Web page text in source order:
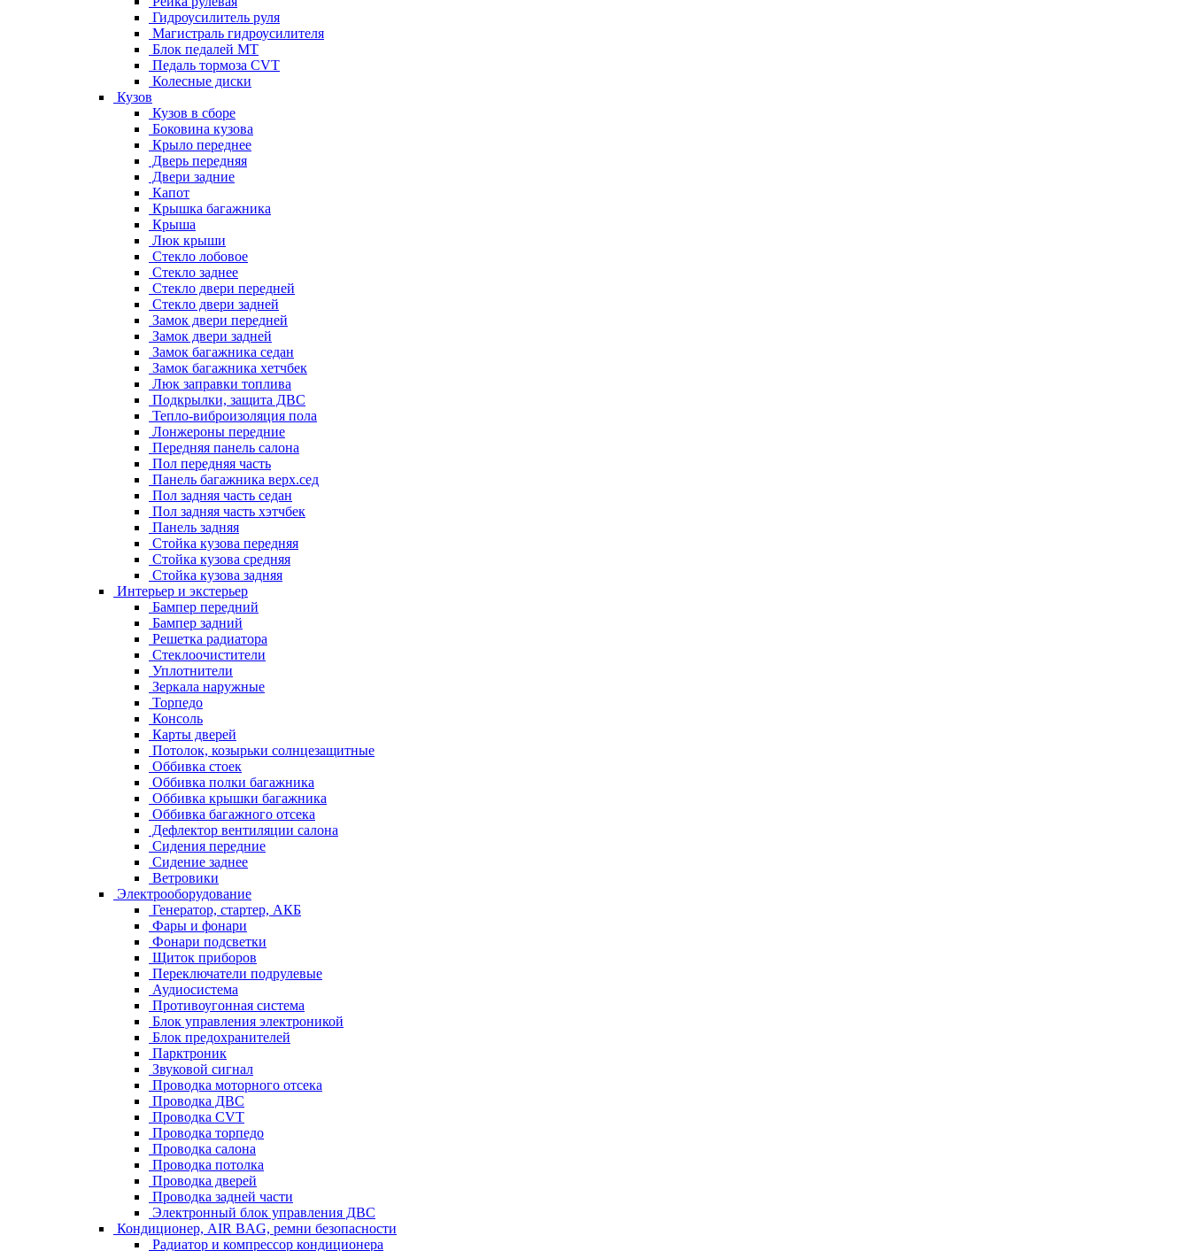
Гидроусилитель руля
Магистраль гидроусилителя
Блок педалей МТ
Педаль тормоза CVT
Колесные диски
Кузов
Кузов в сборе
Боковина кузова
Крыло переднее
Дверь передняя
Двери задние
Капот
Крышка багажника
Крыша
Люк крыши
Стекло лобовое
Стекло заднее
Стекло двери передней
Стекло двери задней
Замок двери передней
Замок двери задней
Замок багажника седан
Замок багажника хетчбек
Люк заправки топлива
Подкрылки, защита ДВС
Тепло-виброизоляция пола
Лонжероны передние
Передняя панель салона
Пол передняя часть
Панель багажника верх.сед
Пол задняя часть седан
Пол задняя часть хэтчбек
Панель задняя
Стойка кузова передняя
Стойка кузова средняя
Стойка кузова задняя
Интерьер и экстерьер
Бампер передний
Бампер задний
Решетка радиатора
Стеклоочистители
Уплотнители
Зеркала наружные
Торпедо
Консоль
Карты дверей
Потолок, козырьки солнцезащитные
Оббивка стоек
Оббивка полки багажника
Оббивка крышки багажника
Оббивка багажного отсека
Дефлектор вентиляции салона
Сидения передние
Сидение заднее
Ветровики
Электрооборудование
Генератор, стартер, АКБ
Фары и фонари
Фонари подсветки
Щиток приборов
Переключатели подрулевые
Аудиосистема
Противоугонная система
Блок управления электроникой
Блок предохранителей
Парктроник
Звуковой сигнал
Проводка моторного отсека
Проводка ДВС
Проводка CVT
Проводка торпедо
Проводка салона
Проводка потолка
Проводка дверей
Проводка задней части
Электронный блок управления ДВС
Кондиционер, AIR BAG, ремни безопасности
Радиатор и компрессор кондиционера